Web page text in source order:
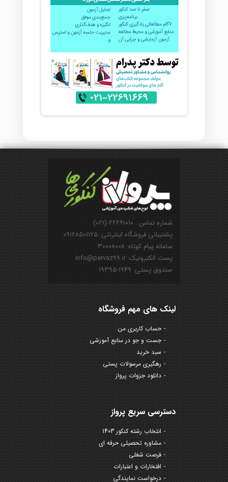
شماره تماس : ۲۲۶۹۱۰۱۰-(۰۲۱)
پشتیبانی فروشگاه اینترنتی: ۰۹۱۲۸۵۰۱۱۲۵
سامانه پیام کوتاه: ۳۰۰۰۸۰۰۸
پست الکترونیک: info@parvaz99.ir
صندوق پستی: ۱۹۴۹-۱۹۳۹۵
لینک های مهم فروشگاه
حساب کاربری من
جست و جو در منابع آموزشی
سبد خرید
رهگیری مرسولات پستی
دانلود جزوات پرواز
دسترسی سریع پرواز
انتخاب رشته کنکور 1403
مشاوره تحصیلی حرفه ای
فرصت شغلی
افتخارات و اعتبارات
درخواست نمایندگی